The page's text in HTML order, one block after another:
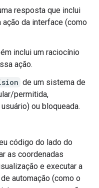
resposta que inclui
da interface (como
inclui um raciocínio
ação.
de um sistema de
permitida,
ou bloqueada.
código do lado do
as coordenadas
e executar a
automação (como o